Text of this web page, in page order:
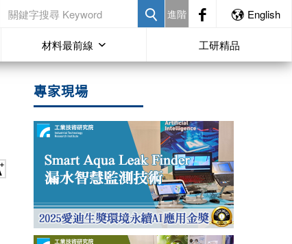
進階 English
材料最前線 工研精品
專家現場